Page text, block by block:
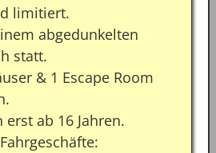
limitiert.
abgedunkelten
statt.
& 1 Escape Room
erst ab 16 Jahren.